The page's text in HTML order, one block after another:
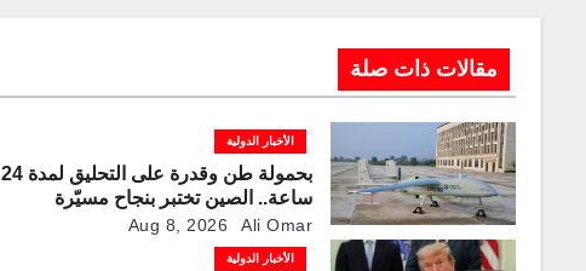
مقالات ذات صلة
الأخبار الدولية
بحمولة طن وقدرة على التحليق لمدة 24
ساعة.. الصين تختبر بنجاح مسيّرة
“TP200”
Aug 8, 2026 Ali Omar
الأخبار الدولية